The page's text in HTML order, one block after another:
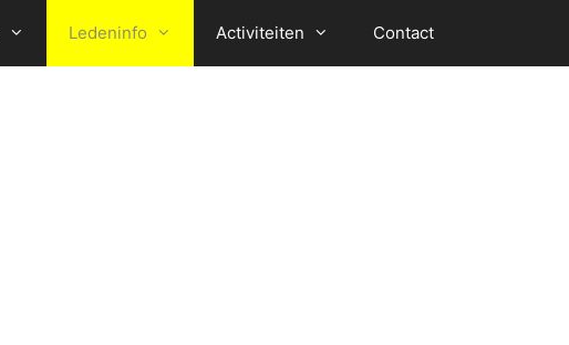
Ledeninfo Activiteiten Contact